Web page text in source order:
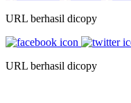
URL berhasil dicopy
URL berhasil dicopy